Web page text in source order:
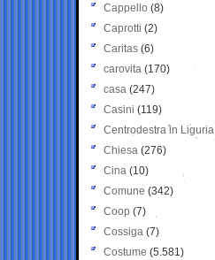
Cappello (8)
Caprotti (2)
Caritas (6)
carovita (170)
casa (247)
Casini (119)
Centrodestra in Liguria
Chiesa (276)
Cina (10)
Comune (342)
Coop (7)
Cossiga (7)
Costume (5.581)